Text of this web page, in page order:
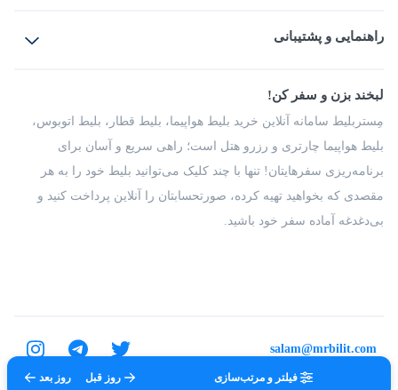
فیلتر و مرتب‌سازی روز قبل روز بعد
بلیط قطار
راهنمایی و پشتیبانی
شرایط و مقررات
راهکار سازمانی
فرصت‌های شغلی
درباره ما
لبخند بزن و سفر کن!
مِستربلیط سامانه آنلاین خرید بلیط هواپیما، بلیط قطار، بلیط اتوبوس،
بلیط هواپیما چارتری و رزرو هتل است؛ راهی سریع و آسان برای
برنامه‌ریزی سفرهایتان! تنها با چند کلیک می‌توانید بلیط خود را به هر
مقصدی که بخواهید تهیه کرده، صورتحسابتان را آنلاین پرداخت کنید و
بی‌دغدغه آماده سفر خود باشید.
تمامی حقوق برای شرکت عتیق گشت اصفهان محفوظ است.
salam@mrbilit.com